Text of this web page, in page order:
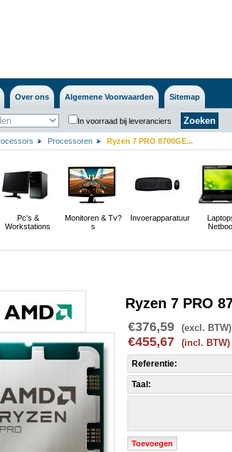
Over ons Algemene Voorwaarden Sitemap
In voorraad bij leveranciers
Processoren Ryzen 7 PRO 8700GE...
Pc's &
Workstations
Monitoren & Tv?
s
Invoerapparatuur
Ryzen 7 PRO
€376,59 (excl. BTW)
€455,67 (incl. BTW)
Referentie:
Taal:
Toevoegen